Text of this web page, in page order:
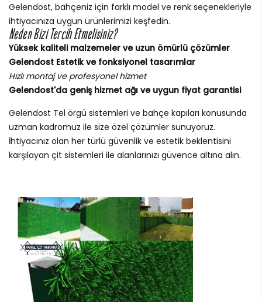
Gelendost, bahçeniz için farklı model ve renk seçenekleriyle
ihtiyacınıza uygun ürünlerimizi keşfedin.
Neden Bizi Tercih Etmelisiniz?
Yüksek kaliteli malzemeler ve uzun ömürlü çözümler
Gelendost Estetik ve fonksiyonel tasarımlar
Hızlı montaj ve profesyonel hizmet
Gelendost'da geniş hizmet ağı ve uygun fiyat garantisi
Gelendost Tel örgü sistemleri ve bahçe kapıları konusunda
uzman kadromuz ile size özel çözümler sunuyoruz.
İhtiyacınız olan her türlü güvenlik ve estetik beklentisini
karşılayan çit sistemleri ile alanlarınızı güvence altına alın.